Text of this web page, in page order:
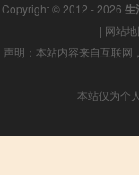
Copyright © 2012 - 2026 生
| 网站
声明：本站内容来自互联
本站仅为个